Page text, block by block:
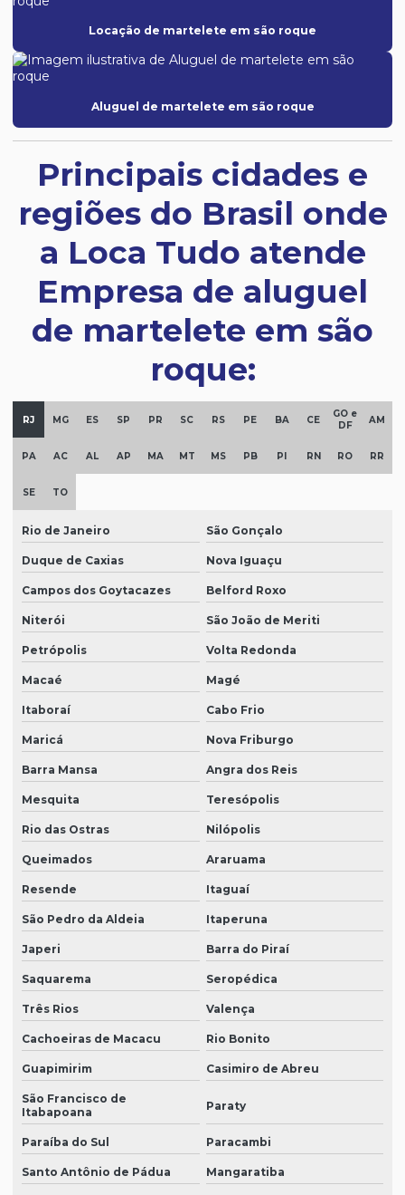
Locação de martelete em são roque
Aluguel de martelete em são roque
Principais cidades e
regiões do Brasil onde
a Loca Tudo atende
Empresa de aluguel
de martelete em são
roque:
RJ MG ES SP PR SC RS PE BA CE
GO e
DF
AM
PA AC AL AP MA MT MS PB PI RN RO RR
SE TO
Rio de Janeiro São Gonçalo
Duque de Caxias Nova Iguaçu
Campos dos Goytacazes Belford Roxo
Niterói São João de Meriti
Petrópolis Volta Redonda
Macaé Magé
Itaboraí Cabo Frio
Maricá Nova Friburgo
Barra Mansa Angra dos Reis
Mesquita Teresópolis
Rio das Ostras Nilópolis
Queimados Araruama
Resende Itaguaí
São Pedro da Aldeia Itaperuna
Japeri Barra do Piraí
Saquarema Seropédica
Três Rios Valença
Cachoeiras de Macacu Rio Bonito
Guapimirim Casimiro de Abreu
São Francisco de
Itabapoana
Paraty
Paraíba do Sul Paracambi
Santo Antônio de Pádua Mangaratiba